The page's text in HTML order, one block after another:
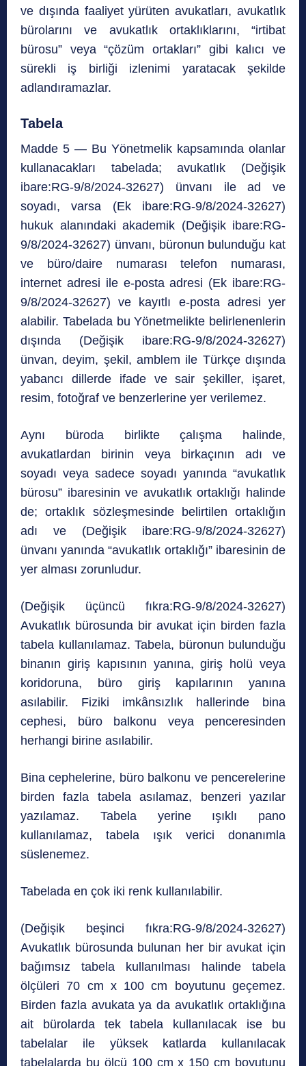
ve dışında faaliyet yürüten avukatları, avukatlık
bürolarını ve avukatlık ortaklıklarını, “irtibat
bürosu” veya “çözüm ortakları” gibi kalıcı ve
sürekli iş birliği izlenimi yaratacak şekilde
adlandıramazlar.
Tabela
Madde 5 — Bu Yönetmelik kapsamında olanlar
kullanacakları tabelada; avukatlık (Değişik
ibare:RG-9/8/2024-32627) ünvanı ile ad ve
soyadı, varsa (Ek ibare:RG-9/8/2024-32627)
hukuk alanındaki akademik (Değişik ibare:RG-
9/8/2024-32627) ünvanı, büronun bulunduğu kat
ve büro/daire numarası telefon numarası,
internet adresi ile e-posta adresi (Ek ibare:RG-
9/8/2024-32627) ve kayıtlı e-posta adresi yer
alabilir. Tabelada bu Yönetmelikte belirlenenlerin
dışında (Değişik ibare:RG-9/8/2024-32627)
ünvan, deyim, şekil, amblem ile Türkçe dışında
yabancı dillerde ifade ve sair şekiller, işaret,
resim, fotoğraf ve benzerlerine yer verilemez.
Aynı büroda birlikte çalışma halinde,
avukatlardan birinin veya birkaçının adı ve
soyadı veya sadece soyadı yanında “avukatlık
bürosu” ibaresinin ve avukatlık ortaklığı halinde
de; ortaklık sözleşmesinde belirtilen ortaklığın
adı ve (Değişik ibare:RG-9/8/2024-32627)
ünvanı yanında “avukatlık ortaklığı” ibaresinin de
yer alması zorunludur.
(Değişik üçüncü fıkra:RG-9/8/2024-32627)
Avukatlık bürosunda bir avukat için birden fazla
tabela kullanılamaz. Tabela, büronun bulunduğu
binanın giriş kapısının yanına, giriş holü veya
koridoruna, büro giriş kapılarının yanına
asılabilir. Fiziki imkânsızlık hallerinde bina
cephesi, büro balkonu veya penceresinden
herhangi birine asılabilir.
Bina cephelerine, büro balkonu ve pencerelerine
birden fazla tabela asılamaz, benzeri yazılar
yazılamaz. Tabela yerine ışıklı pano
kullanılamaz, tabela ışık verici donanımla
süslenemez.
Tabelada en çok iki renk kullanılabilir.
(Değişik beşinci fıkra:RG-9/8/2024-32627)
Avukatlık bürosunda bulunan her bir avukat için
bağımsız tabela kullanılması halinde tabela
ölçüleri 70 cm x 100 cm boyutunu geçemez.
Birden fazla avukata ya da avukatlık ortaklığına
ait bürolarda tek tabela kullanılacak ise bu
tabelalar ile yüksek katlarda kullanılacak
tabelalarda bu ölçü 100 cm x 150 cm boyutunu